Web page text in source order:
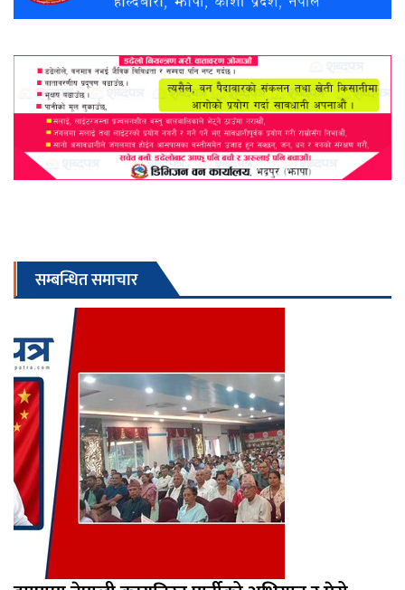
सम्बन्धित समाचार